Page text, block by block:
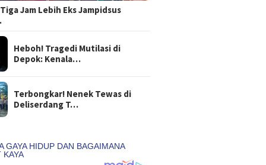
Jam Lebih Eks Jampidsus
Heboh! Tragedi Mutilasi di
Depok: Kenala…
Terbongkar! Nenek Tewas di
Deliserdang T…